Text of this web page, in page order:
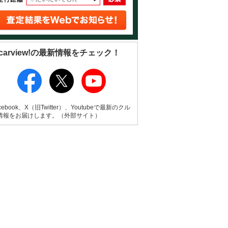
の最新情報をチェック！
、X（旧Twitter）、Youtubeで最新のクル
報をお届けします。（外部サイト）